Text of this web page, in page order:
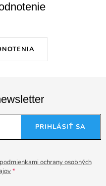
podmienkami ochrany osobných
PRIHLÁSIŤ SA